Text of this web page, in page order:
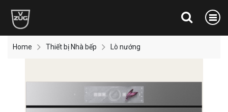
Home Thiết bị Nhà bếp Lò nướng